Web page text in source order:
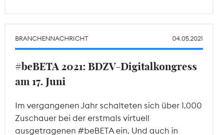
BRANCHENNACHRICHT 04.05.2021
#beBETA 2021: BDZV-Digitalkongress
am 17. Juni
Im vergangenen Jahr schalteten sich über 1.000
Zuschauer bei der erstmals virtuell
ausgetragenen #beBETA ein. Und auch in